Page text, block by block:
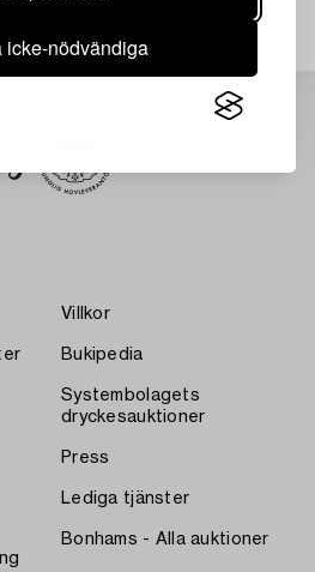
icke-nödvändiga
Villkor
Bukipedia
Systembolagets
dryckesauktioner
Press
Lediga tjänster
Bonhams - Alla auktioner